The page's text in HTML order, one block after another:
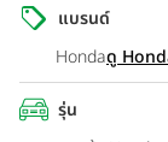
แบรนด์
Hondaดู
รุ่น